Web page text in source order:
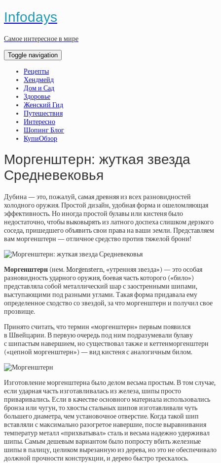
Infodays
Самое интересное в мире
Toggle navigation
Рецепты
Хендмейд
Дом и Сад
Здоровье
Женский Гид
Путешествия
Интересно
Шопинг Блог
КупиОбзор
Моргенштерн: жуткая звезда
Средневековья
Дубина — это,пожалуй,самая древняя из всех разновидностей
холодного оружия. Простой дизайн,удобная форма и ошеломляющая
эффективность. Но иногда простой булавы или кистеня было
недостаточно,чтобы выковырять из латного доспеха слишком дерзкого
соседа,пришедшего объявить свои права на ваши земли. Представляем
вам моргенштерн — отличное средство против тяжелой брони!
Моргенштерн (нем. Morgenstern, «утренняя звезда») — это особая
разновидность ударного оружия, боевая часть которого («било»)
представляла собой металлический шар с заостренными шипами,
выступающими под разными углами. Такая форма придавала ему
определенное сходство со звездой, за что моргенштерн и получил свое
прозвище.
Принято считать, что термин «моргенштерн» первым появился
в Швейцарии. В первую очередь под ним подразумевали булаву
с шипастым навершием, но существовал также и кеттенморгенштерн
(«цепной моргенштерн») — вид кистеня с аналогичным билом.
Изготовление моргенштерна было делом весьма простым. В том случае,
если ударная часть изготавливалась из железа, шипы просто
приваривались. Если в качестве основного материала использовались
бронза или чугун, то хвосты стальных шипов изготавливали чуть
большего диаметра, чем установочное отверстие. Когда такой шип
вставляли с максимально разогретое навершие, после выравнивания
температур металл «прихватывал» сталь и весьма надежно удерживал
шипы. Самым дешевым вариантом было попросту вбить железные
шипы в палицу, целиком вырезанную из дерева, но это не обеспечивало
должной прочности конструкции, и дерево быстро трескалось.